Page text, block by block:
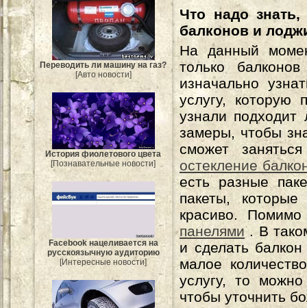
Переводить ли машину на газ?
[Авто новости]
История фиолетового цвета
[Познавательные новости]
Facebook нацеливается на
русскоязычную аудиторию
[Интересные новости]
Что надо знать,
балконов и
На данный
только
изначально
услугу, которую
узнали
замеры, чтобы
сможет
остекление
есть разные
пакеты,
красиво.
панелями. В
и сделать
малое
услугу, то
чтобы уточнить